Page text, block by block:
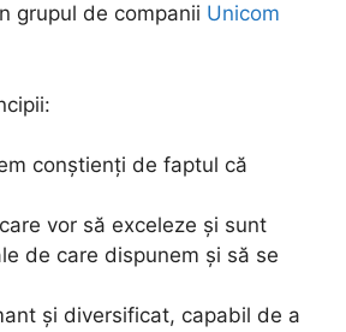
grupul de companii Unicom
conștienți de faptul că
vor să exceleze și sunt
de care dispunem și să se
și diversificat, capabil de a